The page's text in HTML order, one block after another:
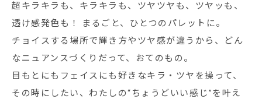
超キラキラも、キラキラも、ツヤツヤも、ツヤッも、
透け感発色も！ まるごと、ひとつのパレットに。
チョイスする場所で輝き方やツヤ感が違うから、どん
なニュアンスづくりだって、おてのもの。
目もとにもフェイスにも好きなキラ・ツヤを操って、
その時にしたい、わたしの“ちょうどいい感じ”を叶え